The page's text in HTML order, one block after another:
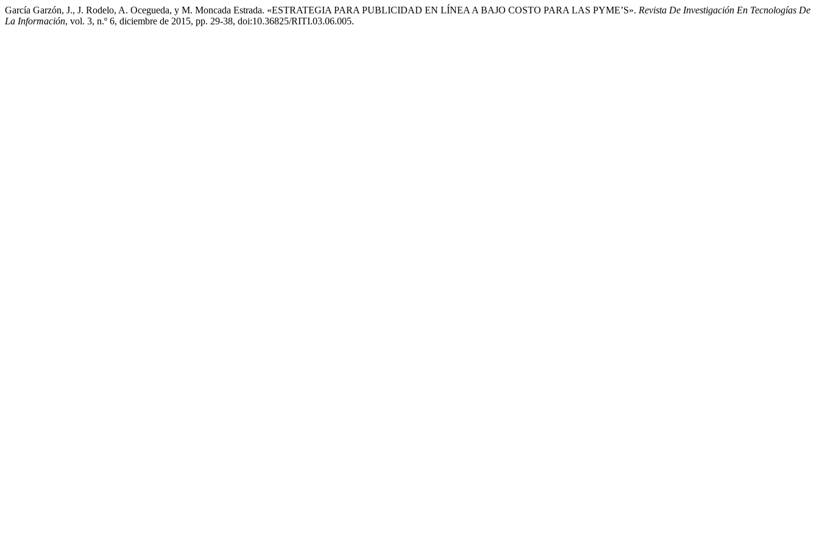
García Garzón, J., J. Rodelo, A. Ocegueda, y M. Moncada Estrada. «ESTRATEGIA PARA PUBLICIDAD EN LÍNEA A BAJO COSTO PARA LAS PYME’S». Revista De Investigación En Tecnologías De
La Información, vol. 3, n.º 6, diciembre de 2015, pp. 29-38, doi:10.36825/RITI.03.06.005.